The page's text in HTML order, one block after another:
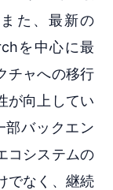
た、最新の
を中心に最
チャへの移行
が向上してい
部バックエン
コシステムの
でなく、継続